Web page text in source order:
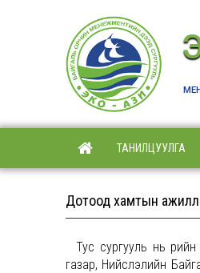
ТАНИЛЦУУЛГА
Дотоод хамтын
Тус сургууль нь
газар, Нийслэлийн